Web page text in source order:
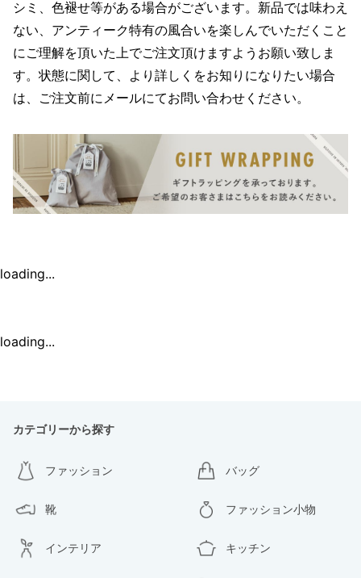
シミ、色褪せ等がある場合がございます。新品では味わえ
ない、アンティーク特有の風合いを楽しんでいただくこと
にご理解を頂いた上でご注文頂けますようお願い致しま
す。状態に関して、より詳しくをお知りになりたい場合
は、ご注文前にメールにてお問い合わせください。
loading...
loading...
カテゴリーから探す
ファッション バッグ
靴 ファッション小物
インテリア キッチン